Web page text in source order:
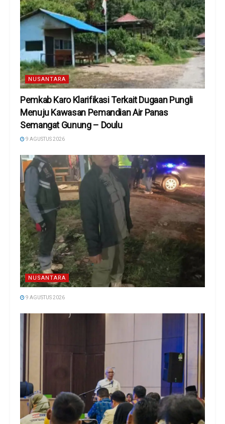
NUSANTARA
Pemkab Karo Klarifikasi Terkait Dugaan Pungli
Menuju Kawasan Pemandian Air Panas
Semangat Gunung – Doulu ‎
9 AGUSTUS 2026
NUSANTARA
9 AGUSTUS 2026